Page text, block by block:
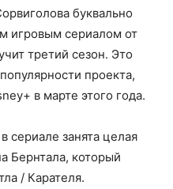
буквально
игровым сериалом от
третий сезон. Это
проекта,
в марте этого года.
сериале занята целая
Бернтала, который
/ Карателя.